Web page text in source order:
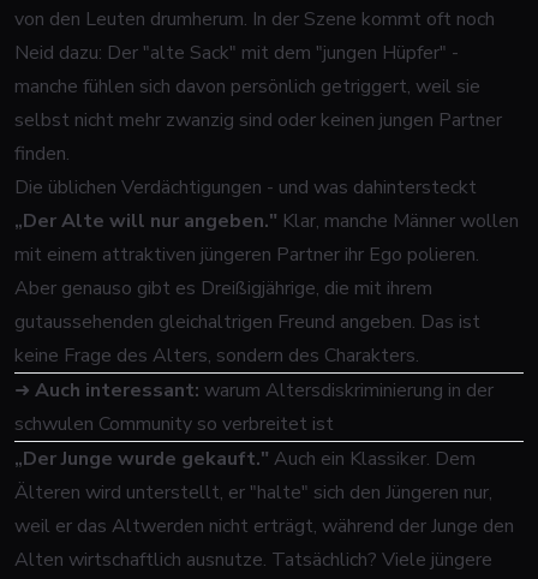
von den Leuten drumherum. In der Szene kommt oft noch
Neid dazu: Der "alte Sack" mit dem "jungen Hüpfer" -
manche fühlen sich davon persönlich getriggert, weil sie
selbst nicht mehr zwanzig sind oder keinen jungen Partner
finden.
Die üblichen Verdächtigungen - und was dahintersteckt
„Der Alte will nur angeben." Klar, manche Männer wollen
mit einem attraktiven jüngeren Partner ihr Ego polieren.
Aber genauso gibt es Dreißigjährige, die mit ihrem
gutaussehenden gleichaltrigen Freund angeben. Das ist
keine Frage des Alters, sondern des Charakters.
➜ Auch interessant: warum Altersdiskriminierung in der
schwulen Community so verbreitet ist
„Der Junge wurde gekauft." Auch ein Klassiker. Dem
Älteren wird unterstellt, er "halte" sich den Jüngeren nur,
weil er das Altwerden nicht erträgt, während der Junge den
Alten wirtschaftlich ausnutze. Tatsächlich? Viele jüngere